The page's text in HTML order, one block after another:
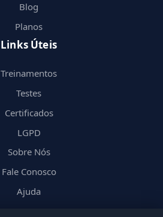
Blog
Planos
Links Úteis
Treinamentos
Testes
Certificados
LGPD
Sobre Nós
Fale Conosco
Ajuda